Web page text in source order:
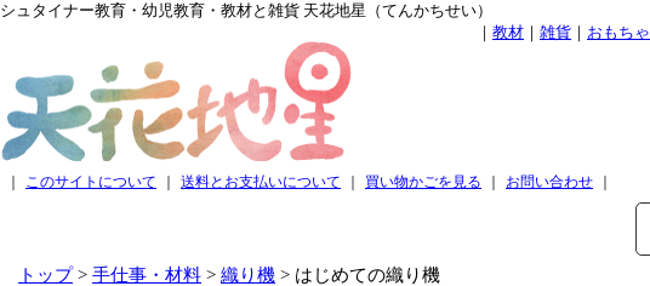
シュタイナー教育・幼児教育・教材と雑貨 天花地星（てんかちせい）
｜ 教材 ｜ 雑貨 ｜ おもちゃ
このサイトについて 送料とお支払いについて 買い物かごを見る お問い合わせ
トップ> 手仕事・材料 > 織り機 > はじめての織り機